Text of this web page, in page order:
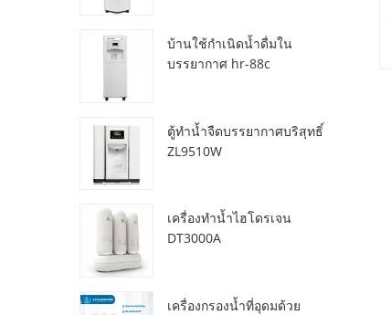
บ้านใช้กำเนิดน้ำดื่มใน
บรรยากาศ hr-88c
ตู้ทำน้ำจืดบรรยากาศบริสุทธิ์
ZL9510W
เครื่องทำน้ำไฮโดรเจน
DT3000A
เครื่องกรองน้ำที่อุดมด้วย